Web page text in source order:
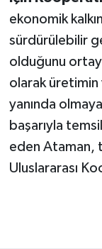
ekonomik
sürdürülebilir
olduğunu
olarak
yanında
başarıyla
eden Ataman,
Uluslararası